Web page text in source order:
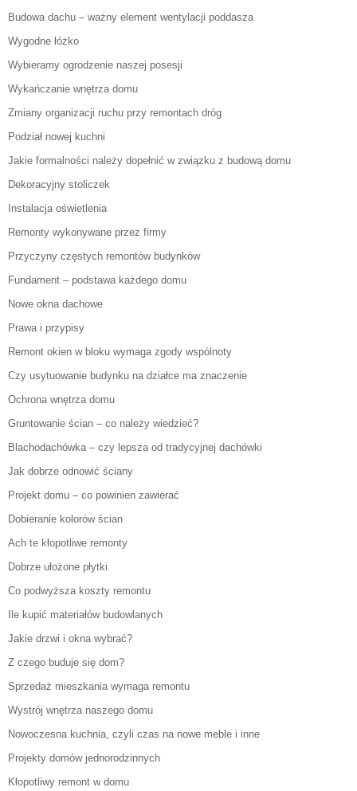
Budowa dachu – ważny element wentylacji poddasza
Wygodne łóżko
Wybieramy ogrodzenie naszej posesji
Wykańczanie wnętrza domu
Zmiany organizacji ruchu przy remontach dróg
Podział nowej kuchni
Jakie formalności należy dopełnić w związku z budową domu
Dekoracyjny stoliczek
Instalacja oświetlenia
Remonty wykonywane przez firmy
Przyczyny częstych remontów budynków
Fundament – podstawa każdego domu
Nowe okna dachowe
Prawa i przypisy
Remont okien w bloku wymaga zgody wspólnoty
Czy usytuowanie budynku na działce ma znaczenie
Ochrona wnętrza domu
Gruntowanie ścian – co należy wiedzieć?
Blachodachówka – czy lepsza od tradycyjnej dachówki
Jak dobrze odnowić ściany
Projekt domu – co powinien zawierać
Dobieranie kolorów ścian
Ach te kłopotliwe remonty
Dobrze ułożone płytki
Co podwyższa koszty remontu
Ile kupić materiałów budowlanych
Jakie drzwi i okna wybrać?
Z czego buduje się dom?
Sprzedaż mieszkania wymaga remontu
Wystrój wnętrza naszego domu
Nowoczesna kuchnia, czyli czas na nowe meble i inne
Projekty domów jednorodzinnych
Kłopotliwy remont w domu